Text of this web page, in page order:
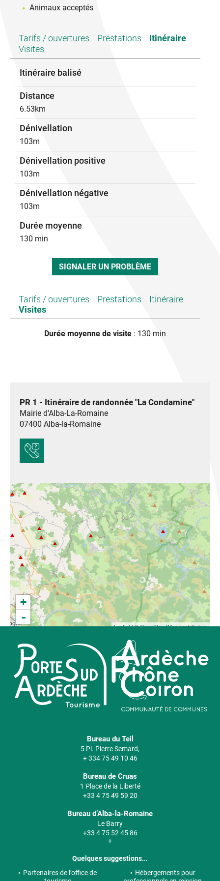
- N'allumez pas de feux.
s'ils ne paraissent pas cultivés.
Animaux acceptés
Tarifs / ouvertures Prestations
Itinéraire
Visites
Itinéraire balisé
Distance
6.53km
Dénivellation
103m
Dénivellation positive
103m
Dénivellation négative
103m
Durée moyenne
130 min
SIGNALER UN PROBLÈME
Tarifs / ouvertures Prestations
Itinéraire
Visites
Durée moyenne de visite : 130 min
PR 1 - Itinéraire de randonnée "La Condamine"
Mairie d'Alba-La-Romaine
07400 Alba-la-Romaine
+
-
Leaflet| ©OpenStreetMapcontributors
Bureau du Teil
5 Pl. Pierre Semard,
+ 334 75 49 10 46
Bureau de Cruas
1 Place de la Liberté
+33 4 75 49 59 20
Bureau d’Alba-la-Romaine
Le Barry
+33 4 75 52 45 86
+
Quelques suggestions...
Partenaires de l’office de
Hébergements pour